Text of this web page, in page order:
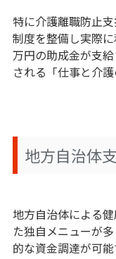
特に介護離職防止
制度を整備し実際
万円の助成金が支
される「仕事と介
地方自治体
地方自治体による
た独自メニューが
的な資金調達が可